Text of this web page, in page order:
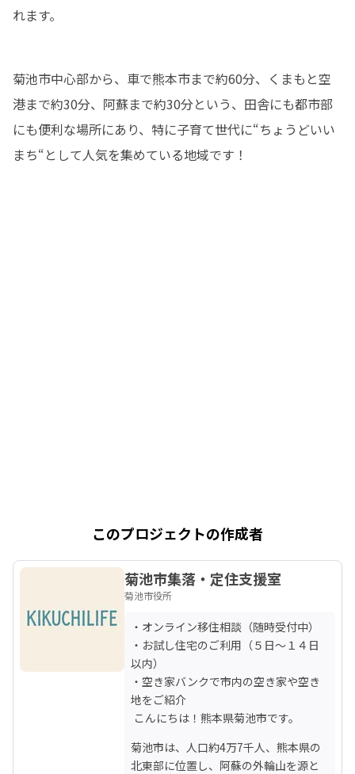
れます。
菊池市中心部から、車で熊本市まで約60分、くまもと空
港まで約30分、阿蘇まで約30分という、田舎にも都市部
にも便利な場所にあり、特に子育て世代に“ちょうどいい
まち“として人気を集めている地域です！
このプロジェクトの作成者
菊池市集落・定住支援室
菊池市役所
・オンライン移住相談（随時受付中）
・お試し住宅のご利用（５日～１４日
以内）
・空き家バンクで市内の空き家や空き
地をご紹介
こんにちは！熊本県菊池市です。
菊池市は、人口約4万7千人、熊本県の
北東部に位置し、阿蘇の外輪山を源と